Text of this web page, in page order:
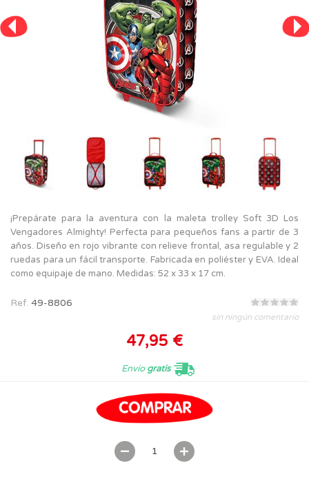
¡Prepárate para la aventura con la maleta trolley Soft 3D Los
Vengadores Almighty! Perfecta para pequeños fans a partir de 3
años. Diseño en rojo vibrante con relieve frontal, asa regulable y 2
ruedas para un fácil transporte. Fabricada en poliéster y EVA. Ideal
como equipaje de mano. Medidas: 52 x 33 x 17 cm.
Ref. 49-8806
sin ningún comentario
47,95 €
Envíogratis